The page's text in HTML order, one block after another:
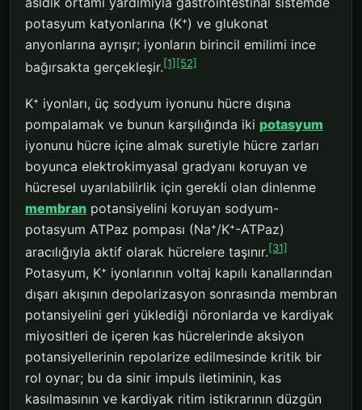
potasyum katyonlarına (K⁺) ve glukonat
anyonlarına ayrışır; iyonların birincil emilimi ince
bağırsakta gerçekleşir.[1] [52]
K⁺ iyonları, üç sodyum iyonunu hücre dışına
pompalamak ve bunun karşılığında iki potasyum
iyonunu hücre içine almak suretiyle hücre zarları
boyunca elektrokimyasal gradyanı koruyan ve
hücresel uyarılabilirlik için gerekli olan dinlenme
membran potansiyelini koruyan sodyum-
potasyum ATPaz pompası (Na⁺/K⁺-ATPaz)
aracılığıyla aktif olarak hücrelere taşınır.[31]
Potasyum, K⁺ iyonlarının voltaj kapılı kanallarından
dışarı akışının depolarizasyon sonrasında membran
potansiyelini geri yüklediği nöronlarda ve kardiyak
miyositleri de içeren kas hücrelerinde aksiyon
potansiyellerinin repolarize edilmesinde kritik bir
rol oynar; bu da sinir impuls iletiminin, kas
kasılmasının ve kardiyak ritim istikrarının düzgün